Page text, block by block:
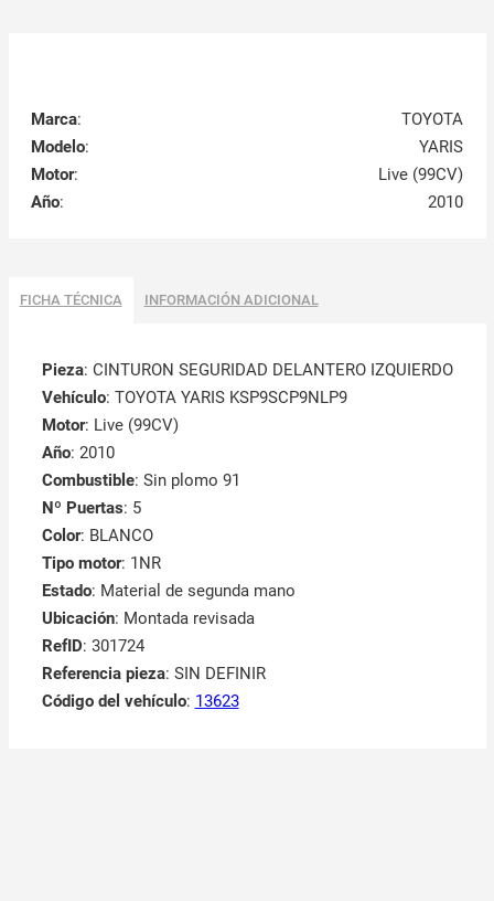
Marca:
TOYOTA
Modelo:
YARIS
Motor:
Live (99CV)
Año: 2010
FICHA TÉCNICA INFORMACIÓN ADICIONAL
Pieza: CINTURON SEGURIDAD DELANTERO IZQUIERDO
Vehículo: TOYOTA YARIS KSP9SCP9NLP9
Motor: Live (99CV)
Año: 2010
Combustible: Sin plomo 91
Nº Puertas: 5
Color: BLANCO
Tipo motor: 1NR
Estado: Material de segunda mano
Ubicación: Montada revisada
RefID: 301724
Referencia pieza: SIN DEFINIR
Código del vehículo: 13623